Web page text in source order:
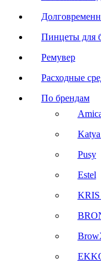
Пинцеты для
Ремувер
Расходные
По брендам
Pusy
Estel